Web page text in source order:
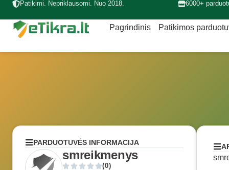
Patikimi. Nepriklausomi. Nuo 2018. 6000+
Pagrindinis Patikimos
PARDUOTUVĖS INFORMACIJA
smreikmenys
(0)